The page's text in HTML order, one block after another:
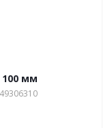
мм